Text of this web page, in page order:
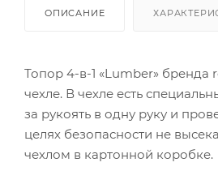
ОПИСАНИЕ
Топор 4-в-1 «Lumber»
чехле. В чехле есть
за рукоять в одну руку и
целях безопасности не
чехлом в картонной коробке.